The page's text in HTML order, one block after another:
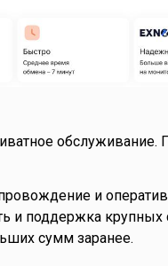
обслуживание.
и
и поддержка крупных
сумм заранее.